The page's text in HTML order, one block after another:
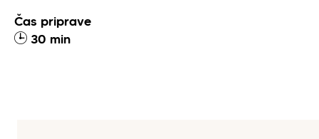
Čas priprave
30 min